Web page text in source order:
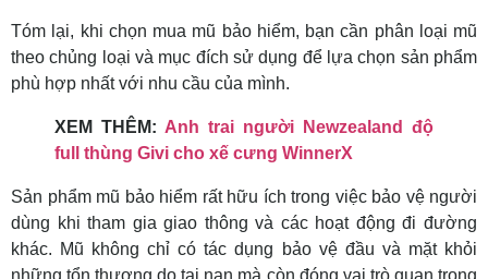
Tóm lại, khi chọn mua mũ bảo hiểm, bạn cần phân loại mũ
theo chủng loại và mục đích sử dụng để lựa chọn sản phẩm
phù hợp nhất với nhu cầu của mình.
XEM THÊM: Anh trai người Newzealand độ
full thùng Givi cho xế cưng WinnerX
Sản phẩm mũ bảo hiểm rất hữu ích trong việc bảo vệ người
dùng khi tham gia giao thông và các hoạt động đi đường
khác. Mũ không chỉ có tác dụng bảo vệ đầu và mặt khỏi
những tổn thương do tai nạn mà còn đóng vai trò quan trọng